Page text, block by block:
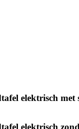
elektrisch met
elektrisch